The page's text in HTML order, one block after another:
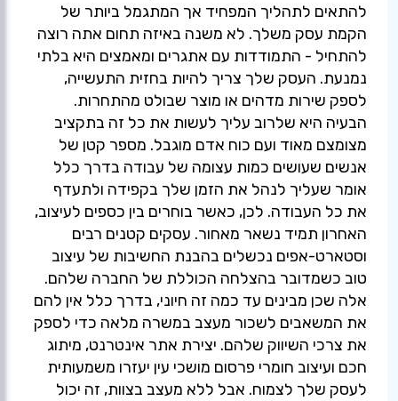
להתאים לתהליך המפחיד אך המתגמל ביותר של
הקמת עסק משלך. לא משנה באיזה תחום אתה רוצה
להתחיל - התמודדות עם אתגרים ומאמצים היא בלתי
נמנעת. העסק שלך צריך להיות בחזית התעשייה,
לספק שירות מדהים או מוצר שבולט מהתחרות.
הבעיה היא שלרוב עליך לעשות את כל זה בתקציב
מצומצם מאוד ועם כוח אדם מוגבל. מספר קטן של
אנשים שעושים כמות עצומה של עבודה בדרך כלל
אומר שעליך לנהל את הזמן שלך בקפידה ולתעדף
את כל העבודה. לכן, כאשר בוחרים בין כספים לעיצוב,
האחרון תמיד נשאר מאחור. עסקים קטנים רבים
וסטארט-אפים נכשלים בהבנת החשיבות של עיצוב
טוב כשמדובר בהצלחה הכוללת של החברה שלהם.
אלה שכן מבינים עד כמה זה חיוני, בדרך כלל אין להם
את המשאבים לשכור מעצב במשרה מלאה כדי לספק
את צרכי השיווק שלהם. יצירת אתר אינטרנט, מיתוג
חכם ועיצוב חומרי פרסום מושכי עין יעזרו משמעותית
לעסק שלך לצמוח. אבל ללא מעצב בצוות, זה יכול